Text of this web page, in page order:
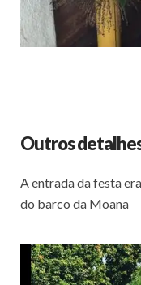
Outros
A entrada da festa
do barco da Moana